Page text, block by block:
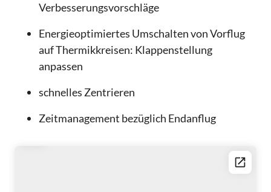
Verbesserungsvorschläge
Energieoptimiertes Umschalten von Vorflug
auf Thermikkreisen: Klappenstellung
anpassen
schnelles Zentrieren
Zeitmanagement bezüglich Endanflug